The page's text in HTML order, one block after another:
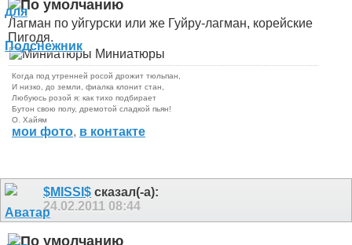
Лагман по уйгурски или же Гуйру-лагман, корейские
Пигодя.
Миниатюры
Когда под утренней росой дрожит тюльпан,
И низко, до земли, фиалка клонит стан,
Любуюсь розой я: как тихо подбирает
Бутон свою полу, дремотой сладкой пьян!
О. Хайям
мои фото, в контакте
$MISSI$ сказал(-а):
24.02.2011 08:44